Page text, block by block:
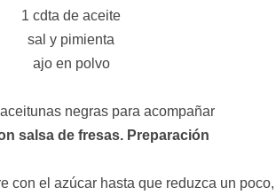
1 cdta de aceite
sal y pimienta
ajo en polvo
negras para acompañar
salsa de fresas. Preparación
con el azúcar hasta que reduzca un